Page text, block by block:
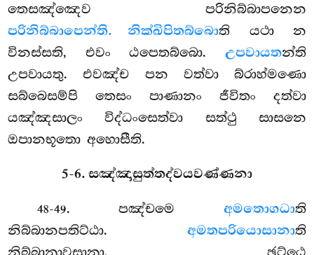
තෙසඤ්ඤෙව පරිනිබ්බාපනෙන
පරිනිබ්බාපෙන්ති. නික්ඛිපිතබ්බොති යථා න
විනස්සති, එවං ඨපෙතබ්බො. උපවායතන්ති
උපවායතු. එවඤ්ච පන වත්වා බ්රාහ්මණො
සබ්බෙසම්පි තෙසං පාණානං ජීවිතං දත්වා
යඤ්ඤසාලං විද්ධංසෙත්වා සත්ථු සාසනෙ
ඔපානභූතො අහොසීති.
5-6. සඤ්ඤාසුත්තද්වයවණ්ණනා
48-49. පඤ්චමෙ අමතොගධාති
නිබ්බානපතිට්ඨා. අමතපරියොසානාති